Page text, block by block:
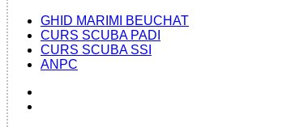
GHID MARIMI BEUCHAT
CURS SCUBA PADI
CURS SCUBA SSI
ANPC